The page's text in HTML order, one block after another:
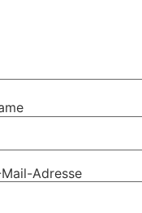
Adresse